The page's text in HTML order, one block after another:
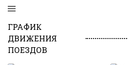
ГРАФИК
ДВИЖЕНИЯ
ПОЕЗДОВ